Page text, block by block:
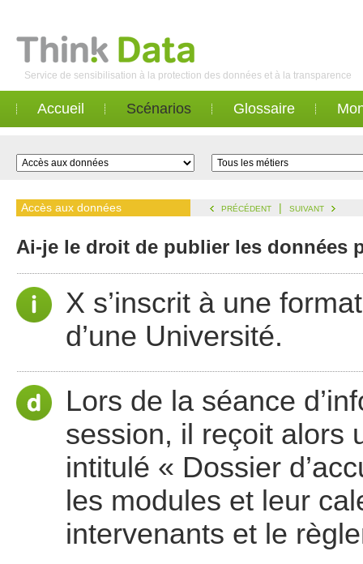
Service de sensibilisation à la protection des données et à la transparence
Accueil Scénarios Glossaire
Accès aux données PRÉCÉDENT | SUIVANT
Ai-je le droit de publier les données
X s’inscrit à une
d’une Université.
Lors de la séance
session, il reçoit alors
intitulé « Dossier
les modules et leur
intervenants et le